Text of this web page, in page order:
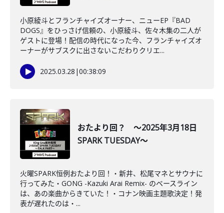
小原綾斗とフランチャイズオーナー、ニューEP『BAD
DOGS』をひっさげ信頼の、小原綾斗、佐々木集の二人が
ゲストに登場！配信の時代になった今、フランチャイズオ
ーナーがサブスクに出さないこだわりクリエ...
2025.03.28 |00:38:09
おたより回？ ～2025年3月18日
SPARK TUESDAY～
火曜SPARK恒例おたより回！・新井、松尾マネとサウナに
行ってみた・GONG -Kazuki Arai Remix- のベースライン
は、あの楽曲からきていた！・コナン映画主題歌決定！発
表が遅れたのは・...